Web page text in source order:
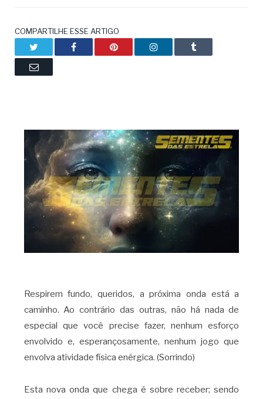
COMPARTILHE ESSE ARTIGO
Facebook Pinterest LinkedIn Tumblr
Email
Respirem fundo, queridos, a próxima onda está a
caminho. Ao contrário das outras, não há nada de
especial que você precise fazer, nenhum esforço
envolvido e, esperançosamente, nenhum jogo que
envolva atividade física enérgica. (Sorrindo)
Esta nova onda que chega é sobre receber; sendo